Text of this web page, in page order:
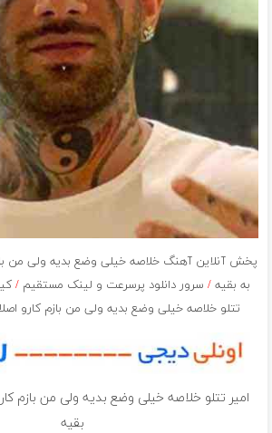
پخش آنلاین آهنگ خلاصه خیلی وضع بدیه ولی من
به بقیه/ سرور دانلود پرسرعت و لینک مستقیم/
تتلو خلاصه خیلی وضع بدیه ولی من بازم کارو
امیر تتلو خلاصه خیلی وضع بدیه ولی من بازم
بقیه